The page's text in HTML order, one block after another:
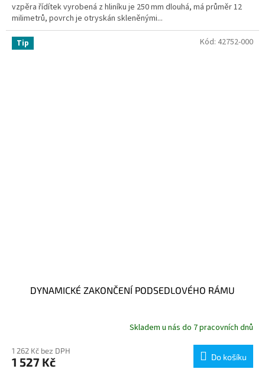
vzpěra řídítek vyrobená z hliníku je 250 mm dlouhá, má průměr 12
milimetrů, povrch je otryskán skleněnými...
Tip
DYNAMICKÉ ZAKONČENÍ PODSEDLOVÉHO RÁMU
Skladem u nás do 7 pracovních dnů
1 262 Kč bez DPH
1 527 Kč Do košíku
Kód: 42752-000